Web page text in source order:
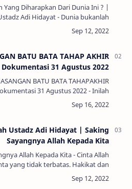
Yang Diharapkan Dari Dunia Ini ? |
Adi Hidayat - Dunia bukanlah
tinggal, tapi tempat yang akan kita
umat islam, kita harus
BATU BATA TAHAP AKHIR
Dokumentasi 31 Agustus 2022
BATU BATA TAHAPAKHIR
31 Agustus 2022 - Inilah
pemasangan batu bata tahap akhir
rumah Armaila.Dikutip dari
Ustadz Adi Hidayat | Saking
Sayangnya Allah Kepada Kita
Allah Kepada Kita - Cinta Allah
yang tidak terbatas. Hakikat dan
bisa dipersamakan dengan kasih
sayang siapa pun. Allah SWT berfirm…